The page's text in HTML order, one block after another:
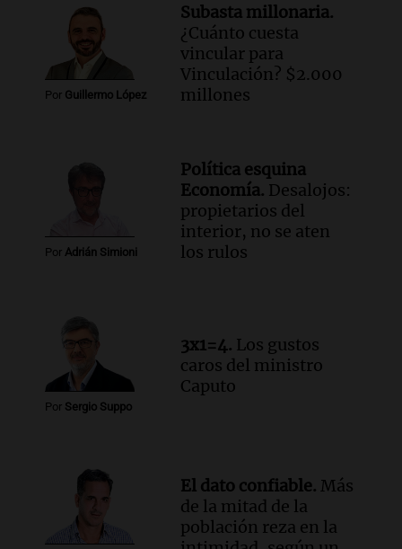
Panorama Federal
Episodios
Por Guillermo López
Subasta millonaria.
¿Cuánto cuesta
vincular para
Vinculación? $2.000
millones
Por Adrián Simioni
Política esquina
Economía. Desalojos:
propietarios del
interior, no se aten
los rulos
Por Sergio Suppo
3x1=4. Los gustos
caros del ministro
Caputo
El dato confiable. Más
de la mitad de la
población reza en la